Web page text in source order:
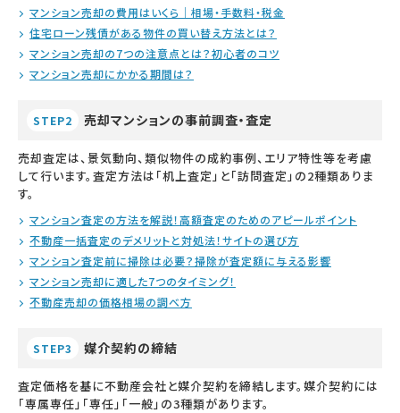
マンション売却の費用はいくら｜相場・手数料・税金
住宅ローン残債がある物件の買い替え方法とは？
マンション売却の7つの注意点とは？初心者のコツ
マンション売却にかかる期間は？
STEP2 売却マンションの事前調査・査定
売却査定は、景気動向、類似物件の成約事例、エリア特性等を考慮
して行います。査定方法は「机上査定」と「訪問査定」の2種類ありま
す。
マンション査定の方法を解説！高額査定のためのアピールポイント
不動産一括査定のデメリットと対処法！サイトの選び方
マンション査定前に掃除は必要？掃除が査定額に与える影響
マンション売却に適した7つのタイミング！
不動産売却の価格相場の調べ方
STEP3 媒介契約の締結
査定価格を基に不動産会社と媒介契約を締結します。媒介契約には
「専属専任」「専任」「一般」の3種類があります。